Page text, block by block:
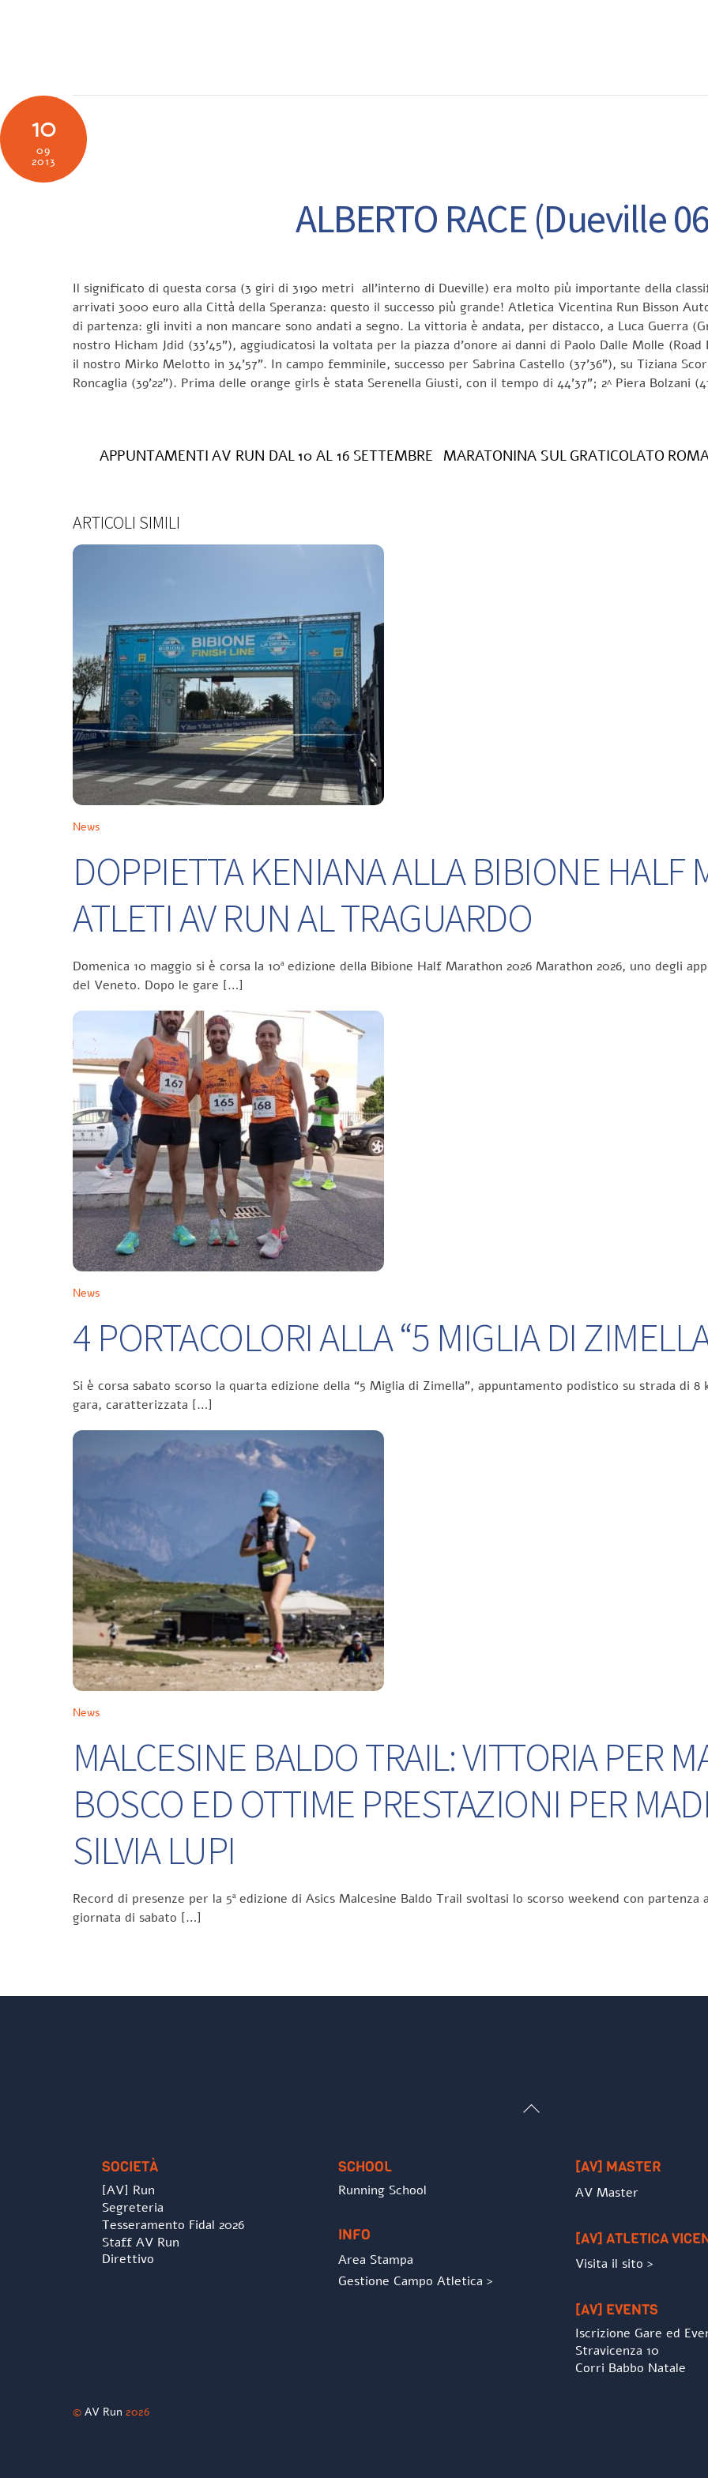
10
09
2013
ALBERTO RACE (Dueville
Il significato di questa corsa (3 giri di 3190 metri all’interno di Dueville) era molto più importante della
arrivati 3000 euro alla Città della Speranza: questo il successo più grande! Atletica Vicentina Run Bisson
di partenza: gli inviti a non mancare sono andati a segno. La vittoria è andata, per distacco, a Luca Guerra
nostro Hicham Jdid (33’45”), aggiudicatosi la voltata per la piazza d’onore ai danni di Paolo Dalle Molle (Road
il nostro Mirko Melotto in 34’57”. In campo femminile, successo per Sabrina Castello (37’36”), su Tiziana
Roncaglia (39’22”). Prima delle orange girls è stata Serenella Giusti, con il tempo di 44’37”; 2^ Piera Bolzani
APPUNTAMENTI AV RUN DAL 10 AL 16 SETTEMBRE MARATONINA SUL GRATICOLATO
ARTICOLI SIMILI
News
DOPPIETTA KENIANA ALLA BIBIONE HALF
ATLETI AV RUN AL TRAGUARDO
Domenica 10 maggio si è corsa la 10ª edizione della Bibione Half Marathon 2026 Marathon 2026, uno degli
del Veneto. Dopo le gare […]
News
4 PORTACOLORI ALLA “5 MIGLIA DI
Si è corsa sabato scorso la quarta edizione della “5 Miglia di Zimella”, appuntamento podistico su strada di
gara, caratterizzata […]
News
MALCESINE BALDO TRAIL: VITTORIA PER
BOSCO ED OTTIME PRESTAZIONI PER
SILVIA LUPI
Record di presenze per la 5ª edizione di Asics Malcesine Baldo Trail svoltasi lo scorso weekend con
giornata di sabato […]
Back
SOCIETÀ
[AV] Run
Segreteria
Tesseramento Fidal 2026
Staff AV Run
Direttivo
SCHOOL
Running School
INFO
Area Stampa
Gestione Campo Atletica >
[AV] MASTER
AV Master
[AV] ATLETICA
Visita il sito >
[AV] EVENTS
Iscrizione Gare ed
Stravicenza 10
Corri Babbo Natale
© AV Run 2026